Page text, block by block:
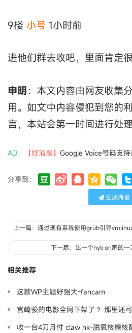
9楼 小号 1小时前
进他们群去收吧，里面肯定很
申明：本文内容由网友收集
用。如文中内容侵犯到您的
言，本站会第一时间进行处理
AD： 【好消息】 Google Voice号码支持
分享到：
生成海报
下一篇：出一个hytron家的一
相关推荐
这款WP主题好强大-fancam
宫崎骏的电影全网下架了？ 那里还
收一台4刀月付 claw hk-脱氧核糖核